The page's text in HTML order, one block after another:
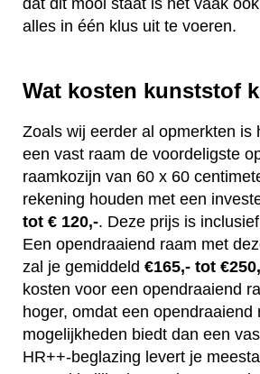
alles in één klus uit te voeren.
Wat kosten kunststof
Zoals wij eerder al opmerkten is
een vast raam de voordeligste
raamkozijn van 60 x 60
rekening houden met een
tot € 120,-. Deze prijs is
Een opendraaiend raam met
zal je gemiddeld €165,- tot
kosten voor een opendraaiend
hoger, omdat een opendraaiend
mogelijkheden biedt dan een
HR++-beglazing levert je